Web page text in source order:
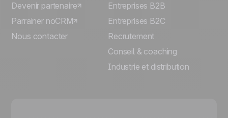
Devenir partenaire
Parrainer noCRM
Nous contacter
Entreprises B2B
Entreprises B2C
Recrutement
Conseil & coaching
Industrie et distribution